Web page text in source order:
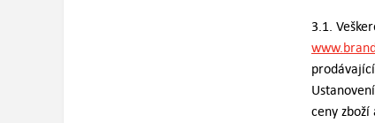
3.1.
ceny zboží